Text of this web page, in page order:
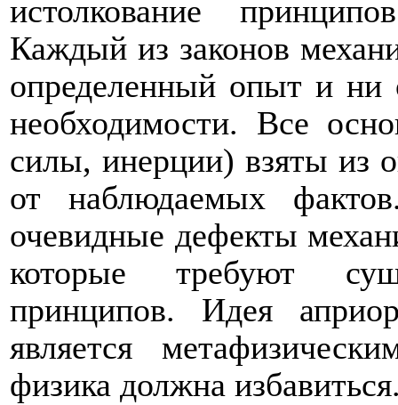
истолкование
Каждый из законов
определенный опыт и ни
необходимости. Все
силы, инерции) взяты из
от наблюдаемых
очевидные дефекты
которые требуют
принципов. Идея
является
физика должна